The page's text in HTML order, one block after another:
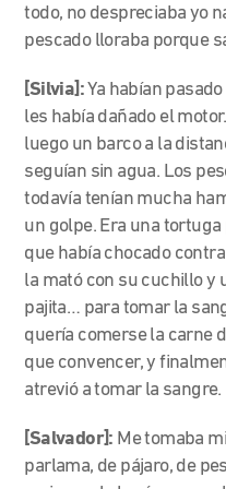
todo, no despreciaba yo
pescado lloraba porque
[Silvia]:Ya habían
les había dañado el
luego un barco a la
seguían sin agua. Los
todavía tenían mucha
un golpe. Era una
que había chocado
la mató con su cuchillo y
pajita… para tomar la
quería comerse la carne
que convencer, y
atrevió a tomar la sangre.
[Salvador]: Me tomaba
parlama, de pájaro, de